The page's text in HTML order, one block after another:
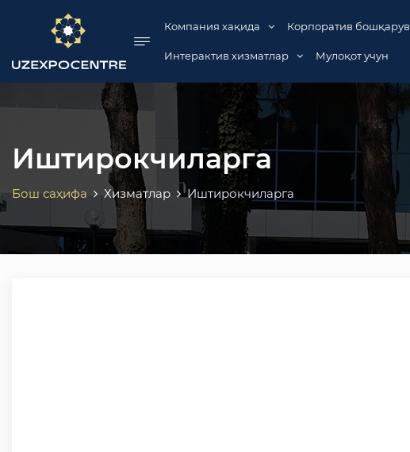
menu Компания хақида Корпоратив бошқарув
Интерактив хизматлар Мулоқот учун
Иштирокчиларга
Бош саҳифа Хизматлар Иштирокчиларга